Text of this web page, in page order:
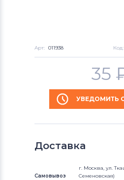
Арт: 011938 Код:
35
УВЕДОМИТЬ
Доставка
Самовывоз
г. Москва, ул.
Семеновская)